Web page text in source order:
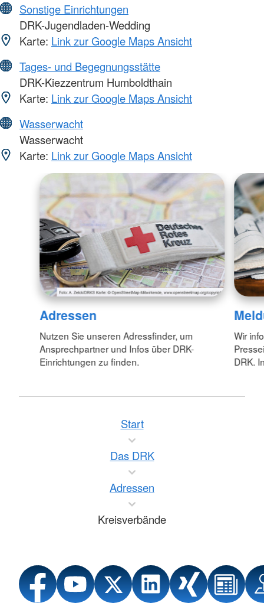
Sonstige Einrichtungen
DRK-Jugendladen-Wedding
Karte: Link zur Google Maps Ansicht
Tages- und Begegnungsstätte
DRK-Kiezzentrum Humboldthain
Karte: Link zur Google Maps Ansicht
Wasserwacht
Wasserwacht
Karte: Link zur Google Maps Ansicht
Adressen
Nutzen Sie unseren Adressfinder, um
Ansprechpartner und Infos über DRK-
Einrichtungen zu finden.
Wir
DRK.
Start
Das DRK
Adressen
Kreisverbände